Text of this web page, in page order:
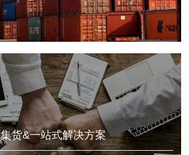
集货&一站式解决方案